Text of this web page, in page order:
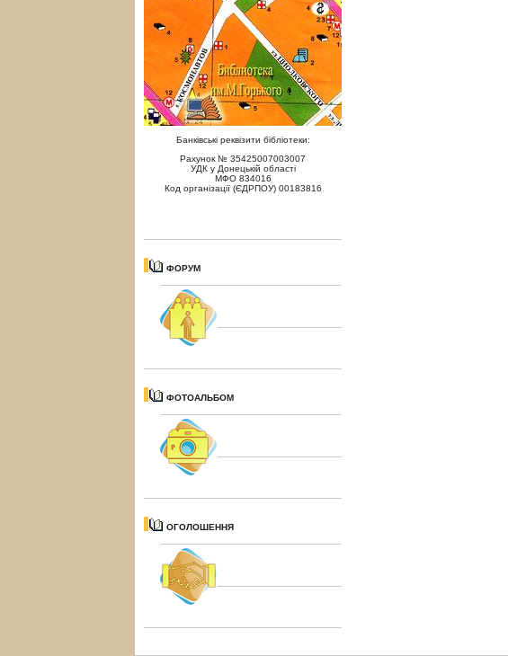
Банківські реквізити бібліотеки:
Рахунок № 35425007003007
УДК у Донецькій області
МФО 834016
Код організації (ЄДРПОУ) 00183816
ФОРУМ
ФОТОАЛЬБОМ
ОГОЛОШЕННЯ